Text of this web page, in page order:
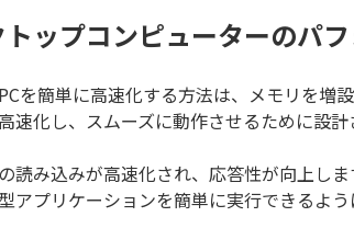
ップコンピューターのパ
を簡単に高速化する方法は、メモリを増設
速化し、スムーズに動作させるために設
読み込みが高速化され、応答性が向上しま
アプリケーションを簡単に実行できるよ